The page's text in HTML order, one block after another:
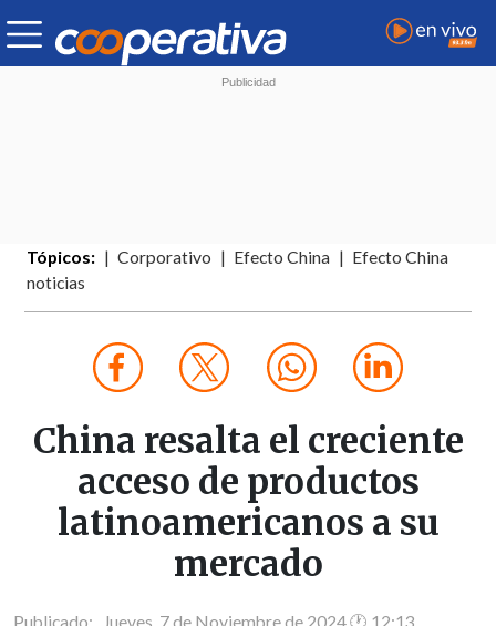
Tópicos: Corporativo Efecto China
Efecto China
noticias
China resalta el creciente
acceso de productos
latinoamericanos a su
mercado
Publicado: Jueves, 7 de Noviembre de 2024 🕐 12:13